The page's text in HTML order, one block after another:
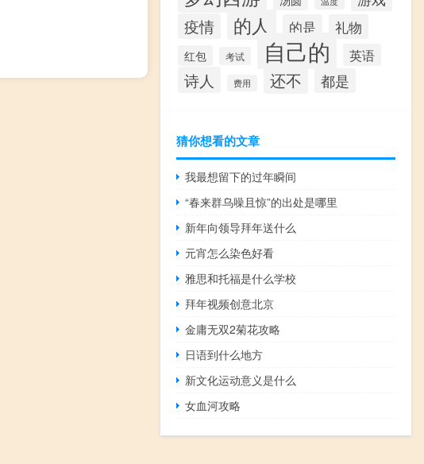
疫情
的人 的是 礼物
红包 考试 自己的 英语
诗人 费用 还不 都是
猜你想看的文章
我最想留下的过年瞬间
“春来群乌噪且惊”的出处是哪里
新年向领导拜年送什么
元宵怎么染色好看
雅思和托福是什么学校
拜年视频创意北京
金庸无双2菊花攻略
日语到什么地方
新文化运动意义是什么
女血河攻略